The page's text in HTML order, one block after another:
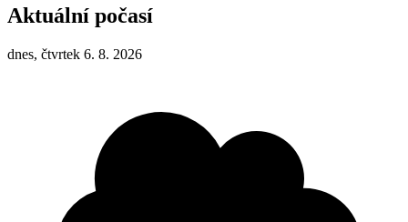
Aktuální počasí
dnes, čtvrtek 6. 8. 2026